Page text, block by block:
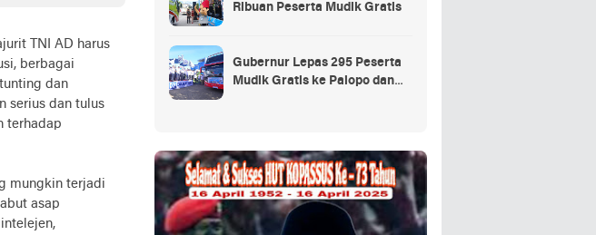
TNI AD harus
berbagai
dan
serius dan tulus
terhadap
mungkin terjadi
asap
Ribuan Peserta Mudik Gratis
Gubernur Lepas 295 Peserta
Mudik Gratis ke Palopo dan